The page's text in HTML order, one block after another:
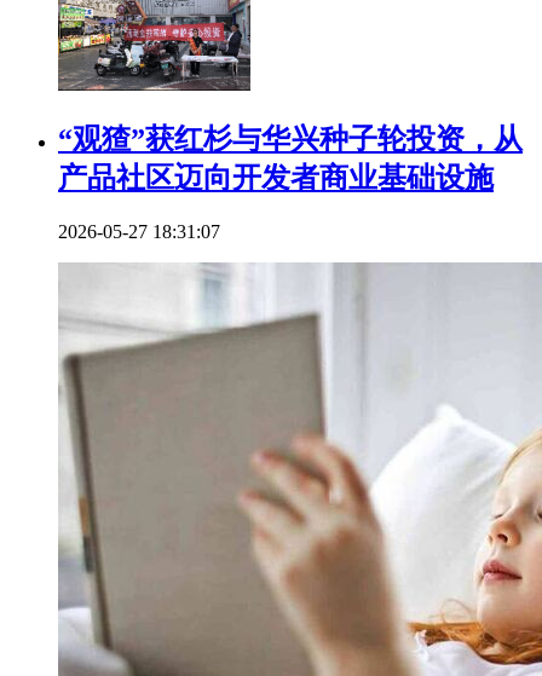
“观猹”获红杉与华兴种子轮投资，从
产品社区迈向开发者商业基础设施
2026-05-27 18:31:07